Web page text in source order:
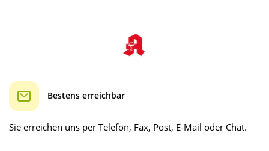
Bestens erreichbar
Sie erreichen uns per Telefon, Fax, Post, E-Mail oder Chat.